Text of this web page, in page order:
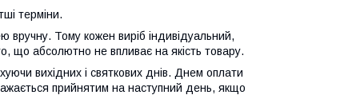
терміни.
Тому кожен виріб індивідуальний,
що абсолютно не впливає на якість товару.
вихідних і святкових днів. Днем оплати
прийнятим на наступний день, якщо